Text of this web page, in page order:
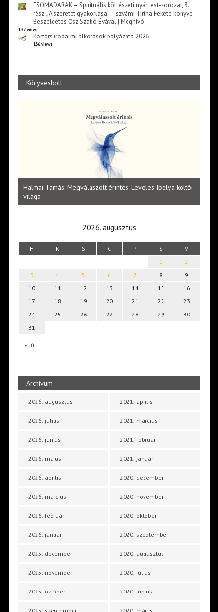
ESŐMADARAK – Spirituális költészeti nyári est-sorozat, 3.
rész: „A szeretet gyakorlása” – szvámí Tírtha Fekete könyve –
Beszélgetés Ősz Szabó Évával | Meghívó
137 views
Kortárs irodalmi alkotások pályázata 2026
136 views
Könyvesbolt
Halmai Tamás: Megválaszolt érintés. Leveles Ibolya költői
világa
2026. augusztus
H K S C P S V
« júl
1
2
3
4 5 6 7 8
9
10
11 12 13 14 15
16
17
18 19 20 21 22
23
24
25 26 27 28 29
30
31
Archívum
2026. augusztus
2026. július
2026. június
2026. május
2026. április
2026. március
2026. február
2026. január
2025. december
2025. november
2025. október
2025. szeptember
2021. április
2021. március
2021. február
2021. január
2020. december
2020. november
2020. október
2020. szeptember
2020. augusztus
2020. július
2020. június
2020. május